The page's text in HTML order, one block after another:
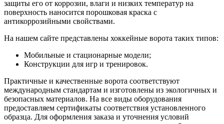
защиты его от коррозии, влаги и низких температур на
поверхность наносится порошковая краска с
антикоррозийными свойствами.
На нашем сайте представлены хоккейные ворота таких типов:
Мобильные и стационарные модели;
Конструкции для игр и тренировок.
Практичные и качественные ворота соответствуют
международным стандартам и изготовлены из экологичных и
безопасных материалов. На все виды оборудования
предоставляем сертификаты соответствия установленного
образца. Для оформления заказа и уточнения условий